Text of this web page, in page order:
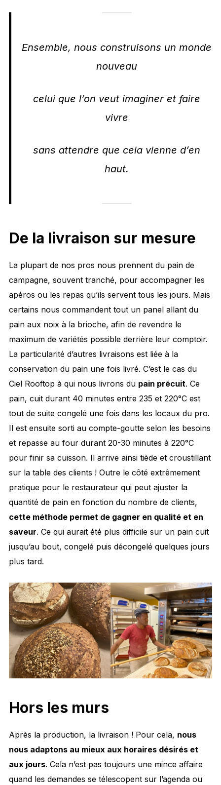
Ensemble, nous construisons un monde
nouveau
celui que l’on veut imaginer et faire
vivre
sans attendre que cela vienne d’en
haut.
De la livraison sur mesure
La plupart de nos pros nous prennent du pain de
campagne, souvent tranché, pour accompagner les
apéros ou les repas qu’ils servent tous les jours. Mais
certains nous commandent tout un panel allant du
pain aux noix à la brioche, afin de revendre le
maximum de variétés possible derrière leur comptoir.
La particularité d’autres livraisons est liée à la
conservation du pain une fois livré. C’est le cas du
Ciel Rooftop à qui nous livrons du pain précuit. Ce
pain, cuit durant 40 minutes entre 235 et 220°C est
tout de suite congelé une fois dans les locaux du pro.
Il est ensuite sorti au compte-goutte selon les besoins
et repasse au four durant 20-30 minutes à 220°C
pour finir sa cuisson. Il arrive ainsi tiède et croustillant
sur la table des clients ! Outre le côté extrêmement
pratique pour le restaurateur qui peut ajuster la
quantité de pain en fonction du nombre de clients,
cette méthode permet de gagner en qualité et en
saveur. Ce qui aurait été plus difficile sur un pain cuit
jusqu’au bout, congelé puis décongelé quelques jours
plus tard.
Hors les murs
Après la production, la livraison ! Pour cela, nous
nous adaptons au mieux aux horaires désirés et
aux jours. Cela n’est pas toujours une mince affaire
quand les demandes se télescopent sur l’agenda ou